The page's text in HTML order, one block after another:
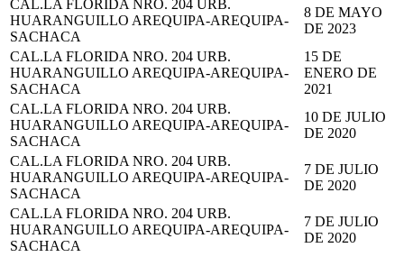
CAL.LA FLORIDA NRO. 204 URB.
HUARANGUILLO AREQUIPA-AREQUIPA-
SACHACA
8 DE MAYO
DE 2023
CAL.LA FLORIDA NRO. 204 URB.
HUARANGUILLO AREQUIPA-AREQUIPA-
SACHACA
15 DE
ENERO DE
2021
CAL.LA FLORIDA NRO. 204 URB.
HUARANGUILLO AREQUIPA-AREQUIPA-
SACHACA
10 DE JULIO
DE 2020
CAL.LA FLORIDA NRO. 204 URB.
HUARANGUILLO AREQUIPA-AREQUIPA-
SACHACA
7 DE JULIO
DE 2020
CAL.LA FLORIDA NRO. 204 URB.
HUARANGUILLO AREQUIPA-AREQUIPA-
SACHACA
7 DE JULIO
DE 2020